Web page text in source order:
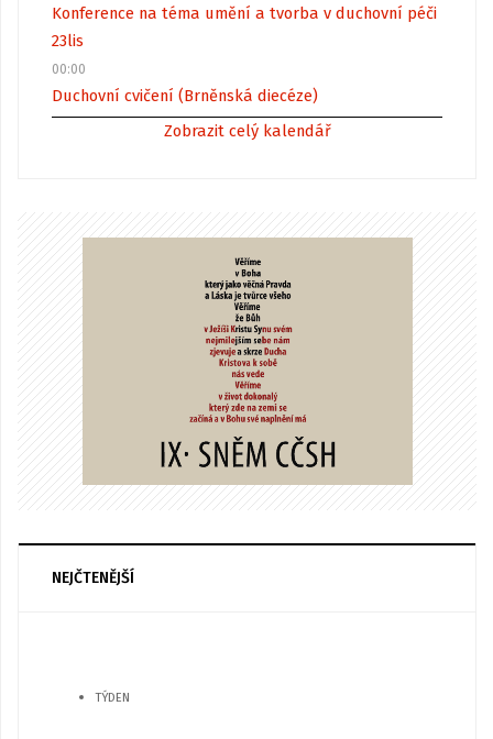
Konference na téma umění a tvorba v duchovní péči
23lis
00:00
Duchovní cvičení (Brněnská diecéze)
Zobrazit celý kalendář
NEJČTENĚJŠÍ
TÝDEN